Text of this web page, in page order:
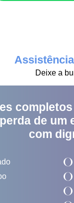
Deixe a
de um
com